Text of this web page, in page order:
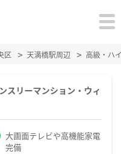
区 天満橋駅周辺 高級・ハ
スリーマンション・ウィ
大画面テレビや高機能家電
完備